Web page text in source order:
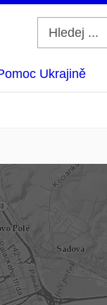
Ukrajině